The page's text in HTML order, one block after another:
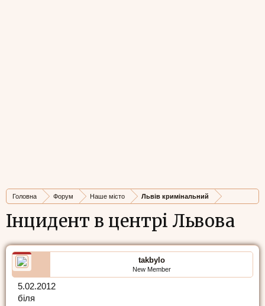
Головна Форум Наше місто Львів кримінальний
Інцидент в центрі Львова
takbylo
New Member
5.02.2012
бiля